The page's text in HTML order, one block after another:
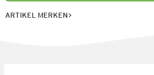
ARTIKEL MERKEN